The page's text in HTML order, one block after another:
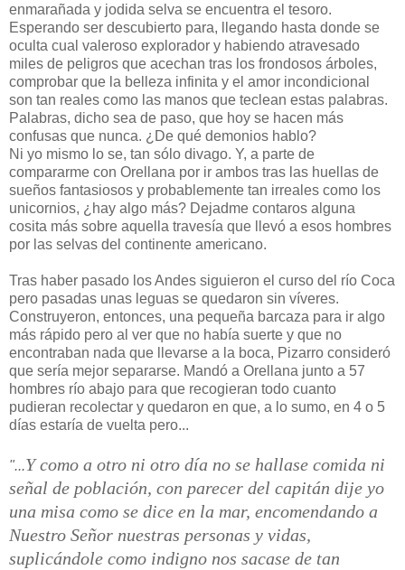
enmarañada y jodida selva se encuentra el tesoro.
Esperando ser descubierto para, llegando hasta donde se
oculta cual valeroso explorador y habiendo atravesado
miles de peligros que acechan tras los frondosos árboles,
comprobar que la belleza infinita y el amor incondicional
son tan reales como las manos que teclean estas palabras.
Palabras, dicho sea de paso, que hoy se hacen más
confusas que nunca. ¿De qué demonios hablo?
Ni yo mismo lo se, tan sólo divago. Y, a parte de
compararme con Orellana por ir ambos tras las huellas de
sueños fantasiosos y probablemente tan irreales como los
unicornios, ¿hay algo más? Dejadme contaros alguna
cosita más sobre aquella travesía que llevó a esos hombres
por las selvas del continente americano.
Tras haber pasado los Andes siguieron el curso del río Coca
pero pasadas unas leguas se quedaron sin víveres.
Construyeron, entonces, una pequeña barcaza para ir algo
más rápido pero al ver que no había suerte y que no
encontraban nada que llevarse a la boca, Pizarro consideró
que sería mejor separarse. Mandó a Orellana junto a 57
hombres río abajo para que recogieran todo cuanto
pudieran recolectar y quedaron en que, a lo sumo, en 4 o 5
días estaría de vuelta pero...
"...Y como a otro ni otro día no se hallase comida ni
señal de población, con parecer del capitán dije yo
una misa como se dice en la mar, encomendando a
Nuestro Señor nuestras personas y vidas,
suplicándole como indigno nos sacase de tan